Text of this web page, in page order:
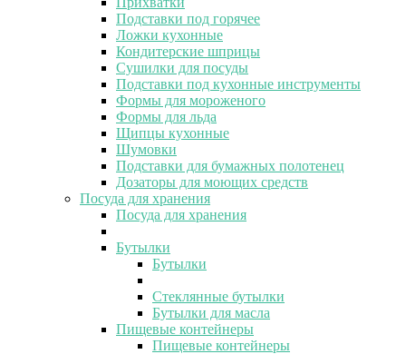
Подставки под горячее
Ложки кухонные
Кондитерские шприцы
Сушилки для посуды
Подставки под кухонные инструменты
Формы для мороженого
Формы для льда
Щипцы кухонные
Шумовки
Подставки для бумажных полотенец
Дозаторы для моющих средств
Посуда для хранения
Посуда для хранения
Бутылки
Бутылки
Стеклянные бутылки
Бутылки для масла
Пищевые контейнеры
Пищевые контейнеры